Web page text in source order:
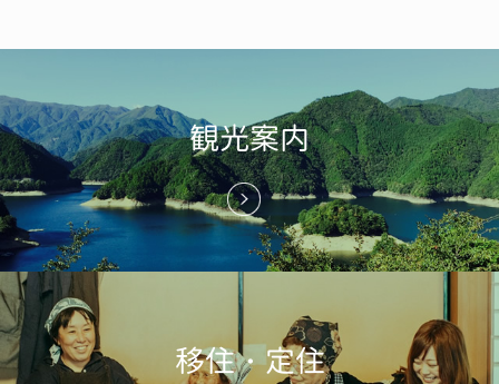
観光案内
移住・定住